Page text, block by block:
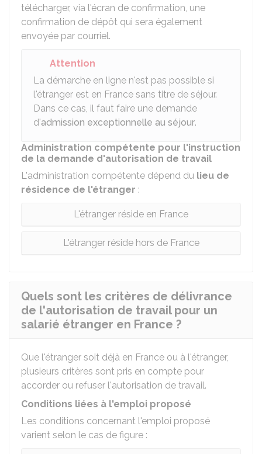
télécharger, via l'écran de confirmation, une
confirmation de dépôt qui sera également
envoyée par courriel.
Attention
La démarche en ligne n'est pas possible si
l'étranger est en France sans titre de séjour.
Dans ce cas, il faut faire une demande
d'admission exceptionnelle au séjour.
Administration compétente pour l'instruction
de la demande d'autorisation de travail
L'administration compétente dépend du lieu de
résidence de l'étranger :
L'étranger réside en France
L'étranger réside hors de France
Quels sont les critères de délivrance
de l'autorisation de travail pour un
salarié étranger en France ?
Que l'étranger soit déjà en France ou à l'étranger,
plusieurs critères sont pris en compte pour
accorder ou refuser l'autorisation de travail.
Conditions liées à l'emploi proposé
Les conditions concernant l'emploi proposé
varient selon le cas de figure :